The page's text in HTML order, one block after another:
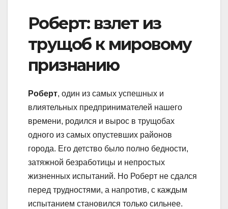
Роберт: взлет из
трущоб к мировому
признанию
Роберт, один из самых успешных и
влиятельных предпринимателей нашего
времени, родился и вырос в трущобах
одного из самых опустевших районов
города. Его детство было полно бедности,
затяжной безработицы и непростых
жизненных испытаний. Но Роберт не сдался
перед трудностями, а напротив, с каждым
испытанием становился только сильнее.